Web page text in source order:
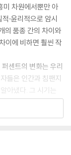
미 차원에서뿐만 아
·윤리적으로 암시
의 품종 간의 차이와
이에 비하면 훨씬 작
센트의 변화는 우리
들은 인간과 침팬지
아냈다. 그 시기는
있는 것은 표면적